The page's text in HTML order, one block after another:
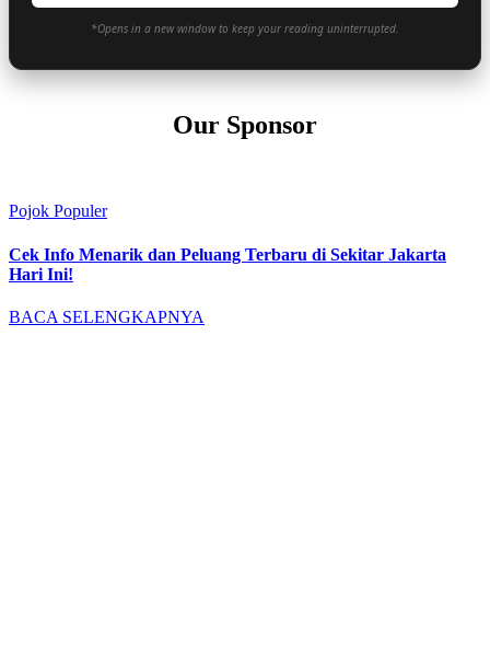
*Opens in a new window to keep your reading uninterrupted.
Our Sponsor
Pojok Populer
Cek Info Menarik dan Peluang Terbaru di Sekitar Jakarta
Hari Ini!
BACA SELENGKAPNYA